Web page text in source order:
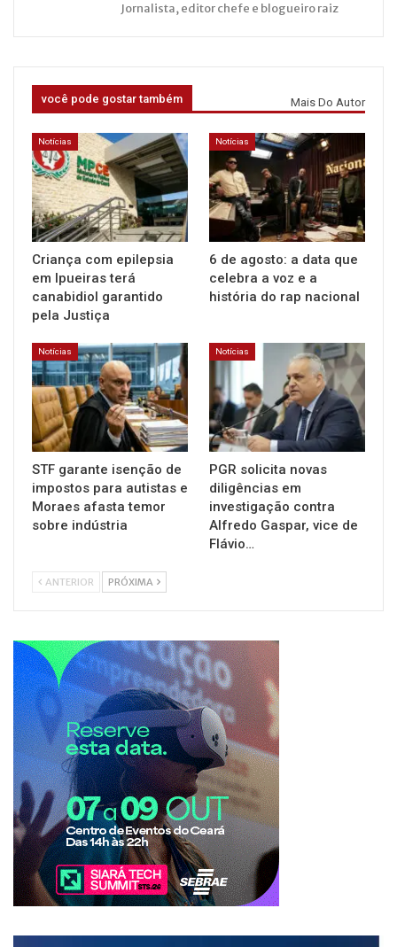
Jornalista, editor chefe e blogueiro raiz
você pode gostar também Mais Do Autor
Notícias
Criança com epilepsia
em Ipueiras terá
canabidiol garantido
pela Justiça
Notícias
6 de agosto: a data que
celebra a voz e a
história do rap nacional
Notícias
STF garante isenção de
impostos para autistas e
Moraes afasta temor
sobre indústria
Notícias
PGR solicita novas
diligências em
investigação contra
Alfredo Gaspar, vice de
Flávio…
ANTERIOR PRÓXIMA